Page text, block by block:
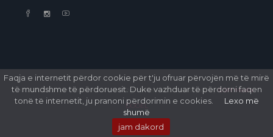
Faqja e internetit përdor cookie për t'ju ofruar përvojën më të mirë
të mundshme të përdoruesit. Duke vazhduar të përdorni faqen
tonë të internetit, ju pranoni përdorimin e cookies.
Lexo më
shumë
jam dakord
© 2026 Ledikom Mobile Store. All Rights Reserved. Developed byGSM Media
DOOEL